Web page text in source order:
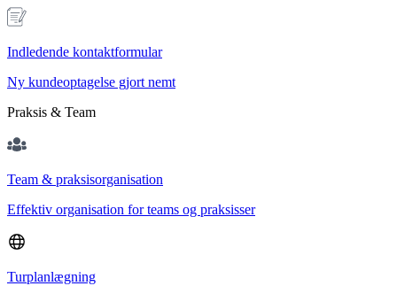
Indledende kontaktformular
Ny kundeoptagelse gjort nemt
Praksis & Team
Team & praksisorganisation
Effektiv organisation for teams og praksisser
Turplanlægning